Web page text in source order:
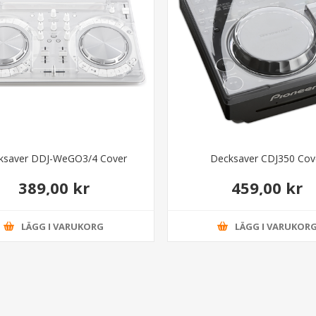
DDJ-WeGO3/4 Cover
389,00 kr
LÄGG I VARUKORG
Decksaver CDJ350
459,00 kr
LÄGG I